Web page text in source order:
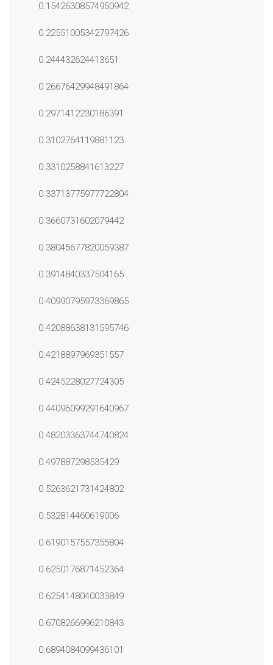
0.15426308574950942
0.22551005342797426
0.244432624413651
0.26676429948491864
0.2971412230186391
0.3102764119881123
0.3310258841613227
0.33713775977722804
0.3660731602079442
0.38045677820059387
0.3914840337504165
0.40990795973369865
0.42088638131595746
0.4218897969351557
0.4245228027724305
0.44096099291640967
0.48203363744740824
0.497887298535429
0.5263621731424802
0.532814460619006
0.6190157557355804
0.6250176871452364
0.6254148040033849
0.6708266996210843
0.6894084099436101